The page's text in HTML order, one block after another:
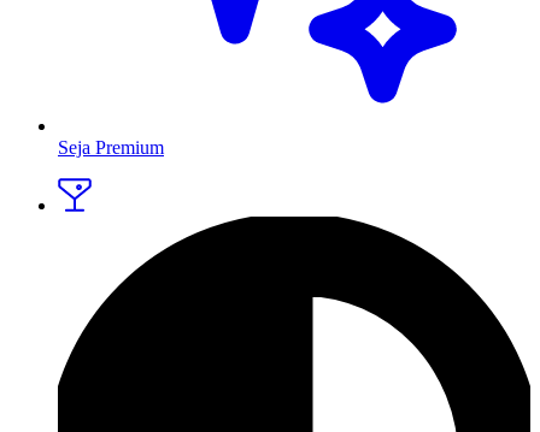
Seja Premium